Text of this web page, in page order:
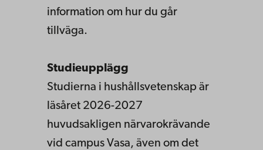
information om hur du går
tillväga.
Studieupplägg
Studierna i hushållsvetenskap är
läsåret 2026-2027
huvudsakligen närvarokrävande
vid campus Vasa, även om det